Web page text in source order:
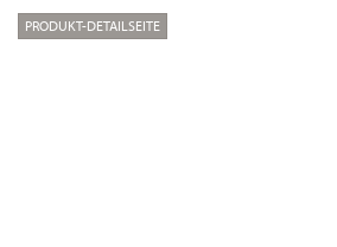
PRODUKT-DETAILSEITE